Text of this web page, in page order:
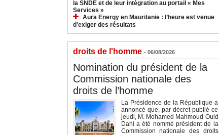
la SNDE et de leur intégration au portail « Mes
Services »
Aura Energy en Mauritanie : l’heure est venue
d’exiger des résultats
droits de l'homme - 06/08/2026
Nomination du président de la
Commission nationale des
droits de l’homme
La Présidence de la République a
annoncé que, par décret publié ce
jeudi, M. Mohamed Mahmoud Ould
Dahi a été nommé président de la
Commission nationale des droits